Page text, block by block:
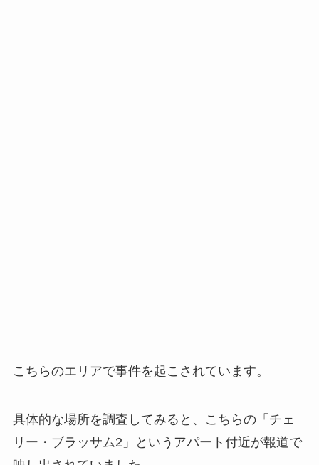
こちらのエリアで事件を起こされています。
具体的な場所を調査してみると、こちらの「チェ
リー・ブラッサム2」というアパート付近が報道で